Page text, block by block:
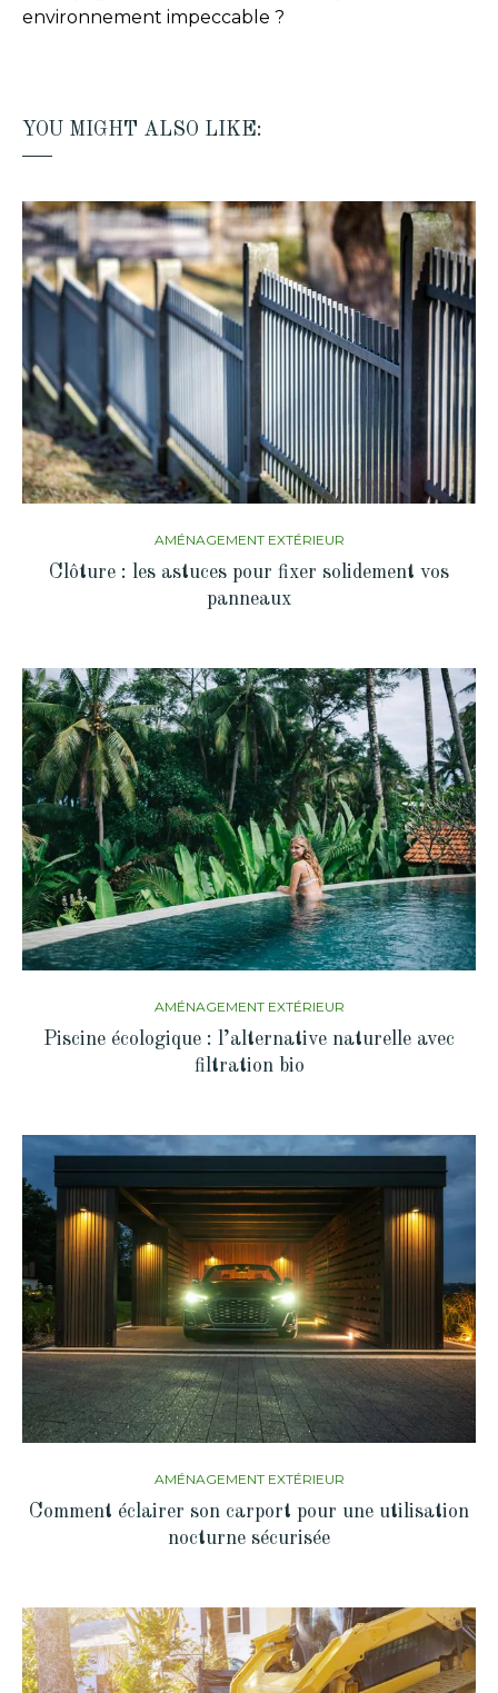
environnement impeccable ?
YOU MIGHT ALSO LIKE:
AMÉNAGEMENT EXTÉRIEUR
Clôture : les astuces pour fixer solidement vos
panneaux
AMÉNAGEMENT EXTÉRIEUR
Piscine écologique : l’alternative naturelle avec
filtration bio
AMÉNAGEMENT EXTÉRIEUR
Comment éclairer son carport pour une utilisation
nocturne sécurisée